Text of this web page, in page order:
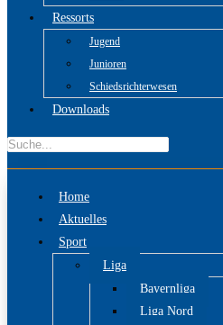
Ressorts
Jugend
Junioren
Schiedsrichterwesen
Downloads
Home
Aktuelles
Sport
Liga
Bayernliga
Liga Nord